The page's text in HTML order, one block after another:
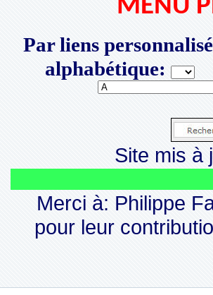
MENU
Par liens
alphabétique:
Site mis à
Merci à: Philippe
pour leur